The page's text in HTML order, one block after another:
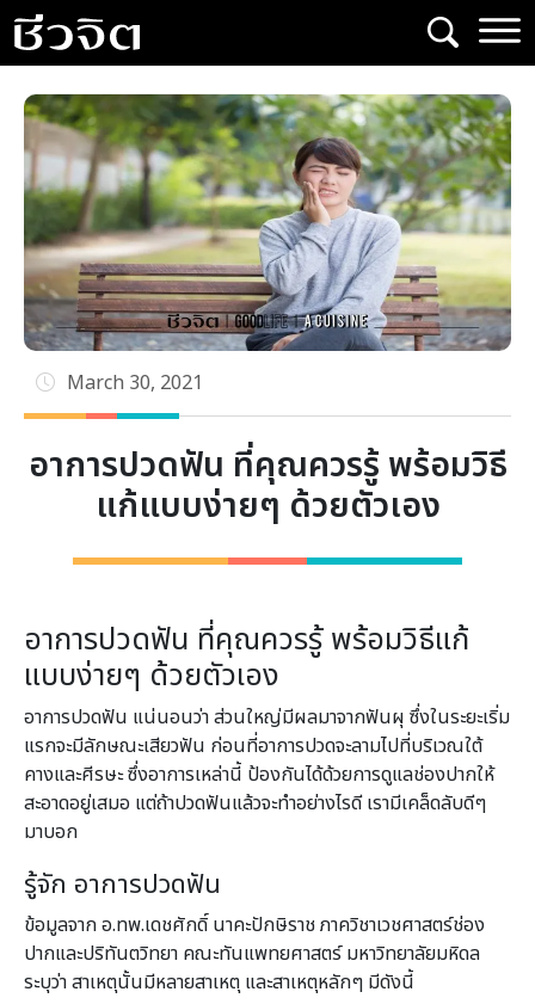
Skip
to
content
March 30, 2021
อาการปวดฟัน ที่คุณควรรู้ พร้อมวิธี
แก้แบบง่ายๆ ด้วยตัวเอง
อาการปวดฟัน ที่คุณควรรู้ พร้อมวิธีแก้
แบบง่ายๆ ด้วยตัวเอง
อาการปวดฟัน แน่นอนว่า ส่วนใหญ่มีผลมาจากฟันผุ ซึ่งในระยะเริ่ม
แรกจะมีลักษณะเสียวฟัน ก่อนที่อาการปวดจะลามไปที่บริเวณใต้
คางและศีรษะ ซึ่งอาการเหล่านี้ ป้องกันได้ด้วยการดูแลช่องปากให้
สะอาดอยู่เสมอ แต่ถ้าปวดฟันแล้วจะทำอย่างไรดี เรามีเคล็ดลับดีๆ
มาบอก
รู้จัก อาการปวดฟัน
ข้อมูลจาก อ.ทพ.เดชศักดิ์ นาคะปักษิราช ภาควิชาเวชศาสตร์ช่อง
ปากและปริทันตวิทยา คณะทันแพทยศาสตร์ มหาวิทยาลัยมหิดล
ระบุว่า สาเหตุนั้นมีหลายสาเหตุ และสาเหตุหลักๆ มีดังนี้